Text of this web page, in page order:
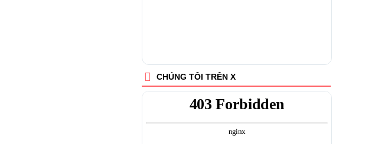
CHÚNG TÔI TRÊN X